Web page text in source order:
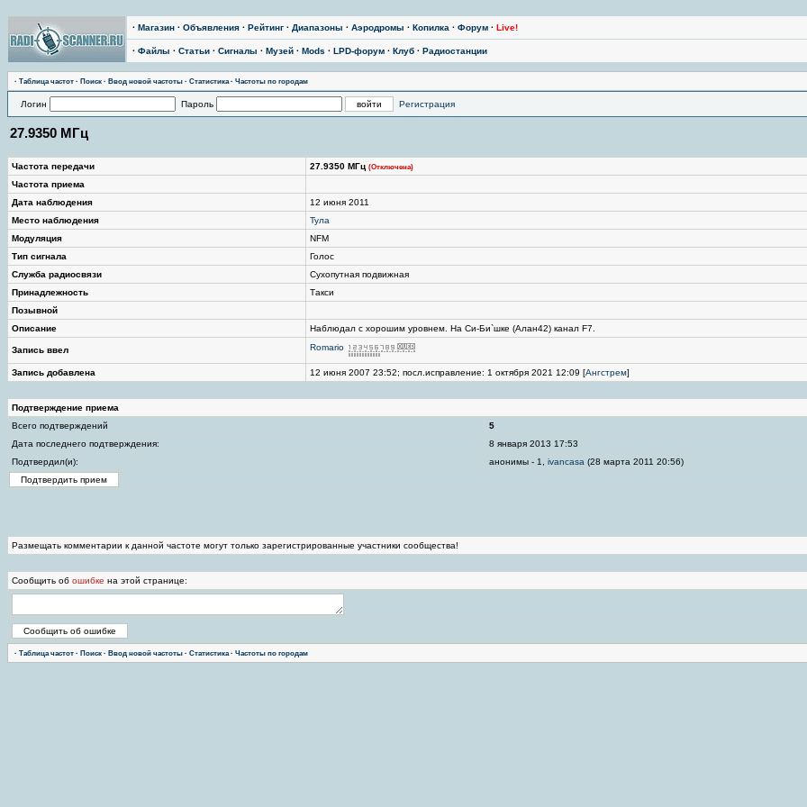
· Магазин · Объявления · Рейтинг · Диапазоны · Аэродромы · Копилка · Форум · Live!
· Файлы · Статьи · Сигналы · Музей · Mods · LPD-форум · Клуб · Радиостанции
· Таблица частот · Поиск · Ввод новой частоты · Статистика· Частоты по городам
Логин Пароль Регистрация
27.9350 МГц
Частота передачи 27.9350 МГц (Отключена)
Частота приема
Дата наблюдения
12 июня 2011
Место наблюдения
Тула
Модуляция
NFM
Тип сигнала
Голос
Служба радиосвязи
Сухопутная подвижная
Принадлежность
Такси
Позывной
Описание
Наблюдал с хорошим уровнем. На Си-Би`шке (Алан42) канал F7.
Запись ввел Romario
Запись добавлена 12 июня 2007 23:52; посл.исправление: 1 октября 2021 12:09 [Ангстрем]
Подтверждение приема
Всего подтверждений
5
Дата последнего подтверждения:
8 января 2013 17:53
Подтвердил(и):
анонимы - 1, ivancasa (28 марта 2011 20:56)
Размещать комментарии к данной частоте могут только зарегистрированные участники сообщества!
Сообщить об ошибке на этой странице:
· Таблица частот · Поиск · Ввод новой частоты · Статистика· Частоты по городам